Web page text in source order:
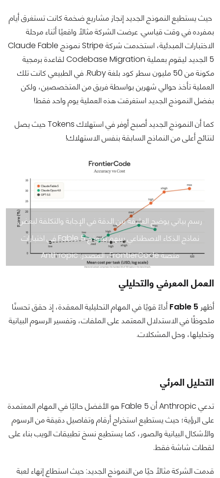
حيث يستطيع النموذج الجديد إنجاز مشاريع ضخمة كانت تستغرق أيام
بمفرده في وقت قياسي. عرضت الشركة مثالًا واقعيًا أثناء مرحلة
الاختبارات المبدئية، استخدمت شركة Stripe نموذج Claude Fable
5 الجديد ليقوم بعملية Codebase Migration لقاعدة برمجية
مكونة من 50 مليون سطر كود بلغة Ruby. في الطبيعي كانت تلك
العملية تأخذ حوالي شهرين بواسطة فريق من المتخصصين، ولكن
بفضل النموذج الجديد استغرقت هذه العملية يوم واحد فقط!
كما أن النموذج الجديد أصبح أوفر في استهلاك Tokens حيث يصل
لنتائج أعلى من النماذج السابقة بنفس الاستهلاك!
رسم بياني يوضح العلاقة بين الدقة في الإجابة والتكلفة لبعض
نماذج الذكاء الاصطناعي بينهم نموذج Fable 5 في اختبارات
منصة FrontierCode، المصدر: Anthropic
العمل المعرفي والتحليلي
أظهر Fable 5 أداءً قويًا في المهام التحليلية المعقدة، إذ حقق تحسنًا
ملحوظًا في الاستدلال المعتمد على الملفات، وتفسير الرسوم البيانية
وتحليلها، وحل المشكلات.
التحليل المرئي
تدعي Anthropic أن Fable 5 هو الأفضل حاليًا في المهام المعتمدة
على الرؤية؛ حيث يستطيع استخراج أرقام وتفاصيل دقيقة من الرسوم
والأشكال البيانية والصور، كما يستطيع نسخ تطبيقات الويب بناء على
لقطات شاشة فقط.
قدمت الشركة مثالًا حيًا من النموذج الجديد: حيث استطاع إنهاء لعبة